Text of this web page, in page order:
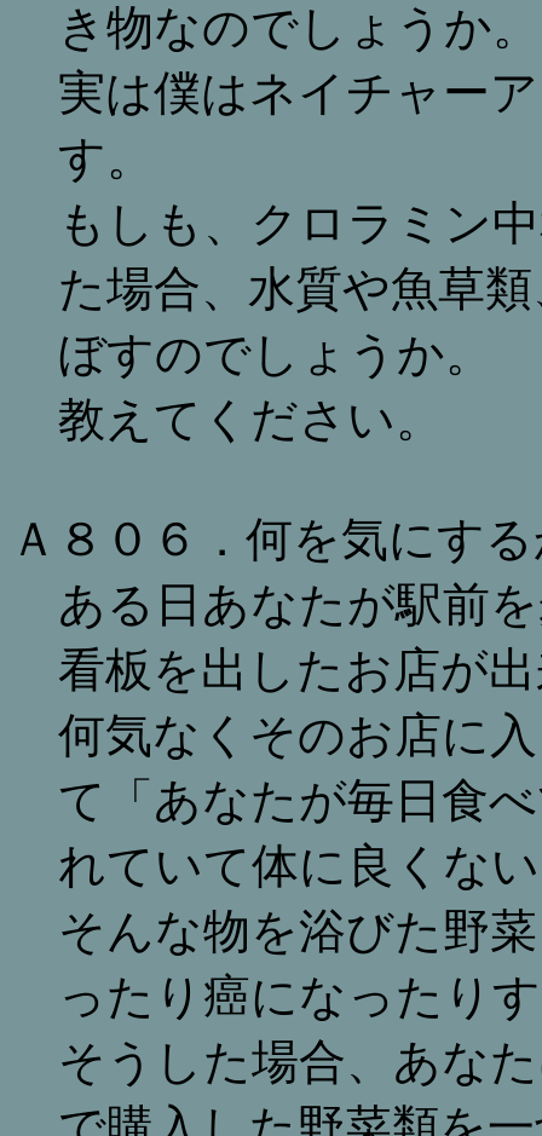
き物なのでしょうか。
実は僕はネイチャー
す。
もしも、クロラミン
た場合、水質や魚草
ぼすのでしょうか。
教えてください。
Ａ８０６．何を気にす
ある日あなたが駅前
看板を出したお店が
何気なくそのお店に
て「あなたが毎日食
れていて体に良くな
そんな物を浴びた野
ったり癌になったり
そうした場合、あな